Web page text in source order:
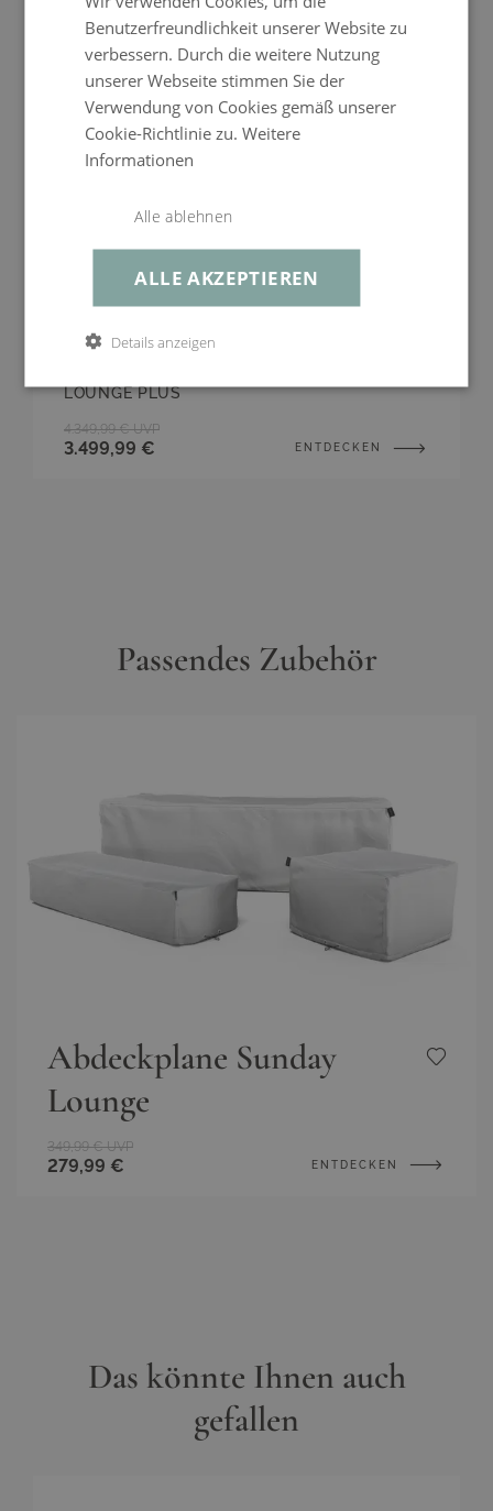
Sitzplätze bis zu 5
durchgefärbt, weiche Oberfläche, 100% Polyester
Gestell Aluminium Pulverbeschichtet, Anthrazit
Argent Weave, 100% Polyester, schnell trocknend,
Argent Weave
Regattastr. 55
12527 Berlin
Mo–Fr, 10–17 Uhr
03016636651
service@living-zone.de
Sunday Lounge Plus
LOUNGE PLUS
3.499,99 €
4.349,99 € UVP
ENTDECKEN
Passendes Zubehör
Abdeckplane Sunday
Lounge
279,99 €
349,99 € UVP
ENTDECKEN
Das könnte Ihnen auch
gefallen
Benutzerfreundlichkeit unserer Website zu
verbessern. Durch die weitere Nutzung
unserer Webseite stimmen Sie der
Verwendung von Cookies gemäß unserer
Cookie-Richtlinie zu.Weitere
Informationen
ALLE AKZEPTIEREN
Alle ablehnen
Details anzeigen